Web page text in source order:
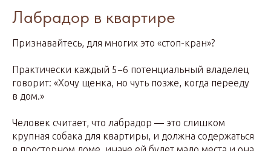
Лабрадор в квартире
Признавайтесь, для многих это «стоп-кран»?
Практически каждый 5−6 потенциальный владелец
говорит: «Хочу щенка, но чуть позже, когда перееду
в дом.»
Человек считает, что лабрадор — это слишком
крупная собака для квартиры, и должна содержаться